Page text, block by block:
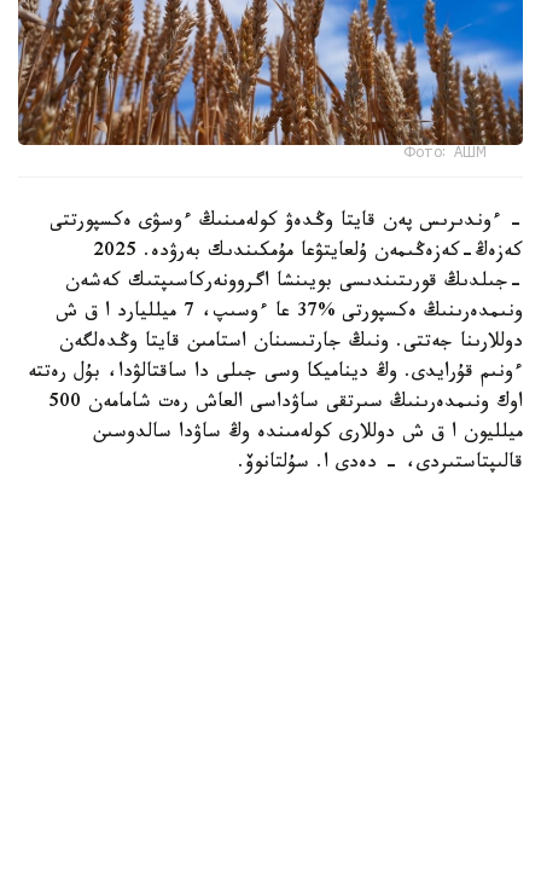
Фото: АШМ
- ءوندىرىس پەن قايتا وڭدەۋ كولەمىنىڭ ءوسۋى ەكسپورتتى
كەزەڭ-كەزەڭىمەن ۇلعايتۋعا مۇمكىندىك بەرۋدە. 2025
-جىلدىڭ قورىتىندىسى بويىنشا اگروونەركاسىپتىك كەشەن
ونىمدەرىنىڭ ەكسپورتى %37 عا ءوسىپ، 7 ميلليارد ا ق ش
دوللارىنا جەتتى. ونىڭ جارتىسىنان استامىن قايتا وڭدەلگەن
ءونىم قۇرايدى. وڭ ديناميكا وسى جىلى دا ساقتالۋدا، بۇل رەتتە
اوك ونىمدەرىنىڭ سىرتقى ساۋداسى العاش رەت شامامەن 500
ميلليون ا ق ش دوللارى كولەمىندە وڭ ساۋدا سالدوسىن
قالىپتاستىردى، - دەدى ا. سۇلتانوۆ.